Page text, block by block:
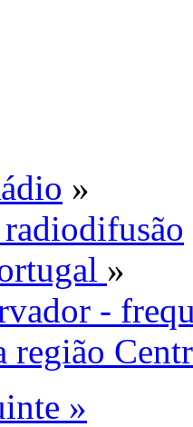
»
radiodifusão
»
-
região
»